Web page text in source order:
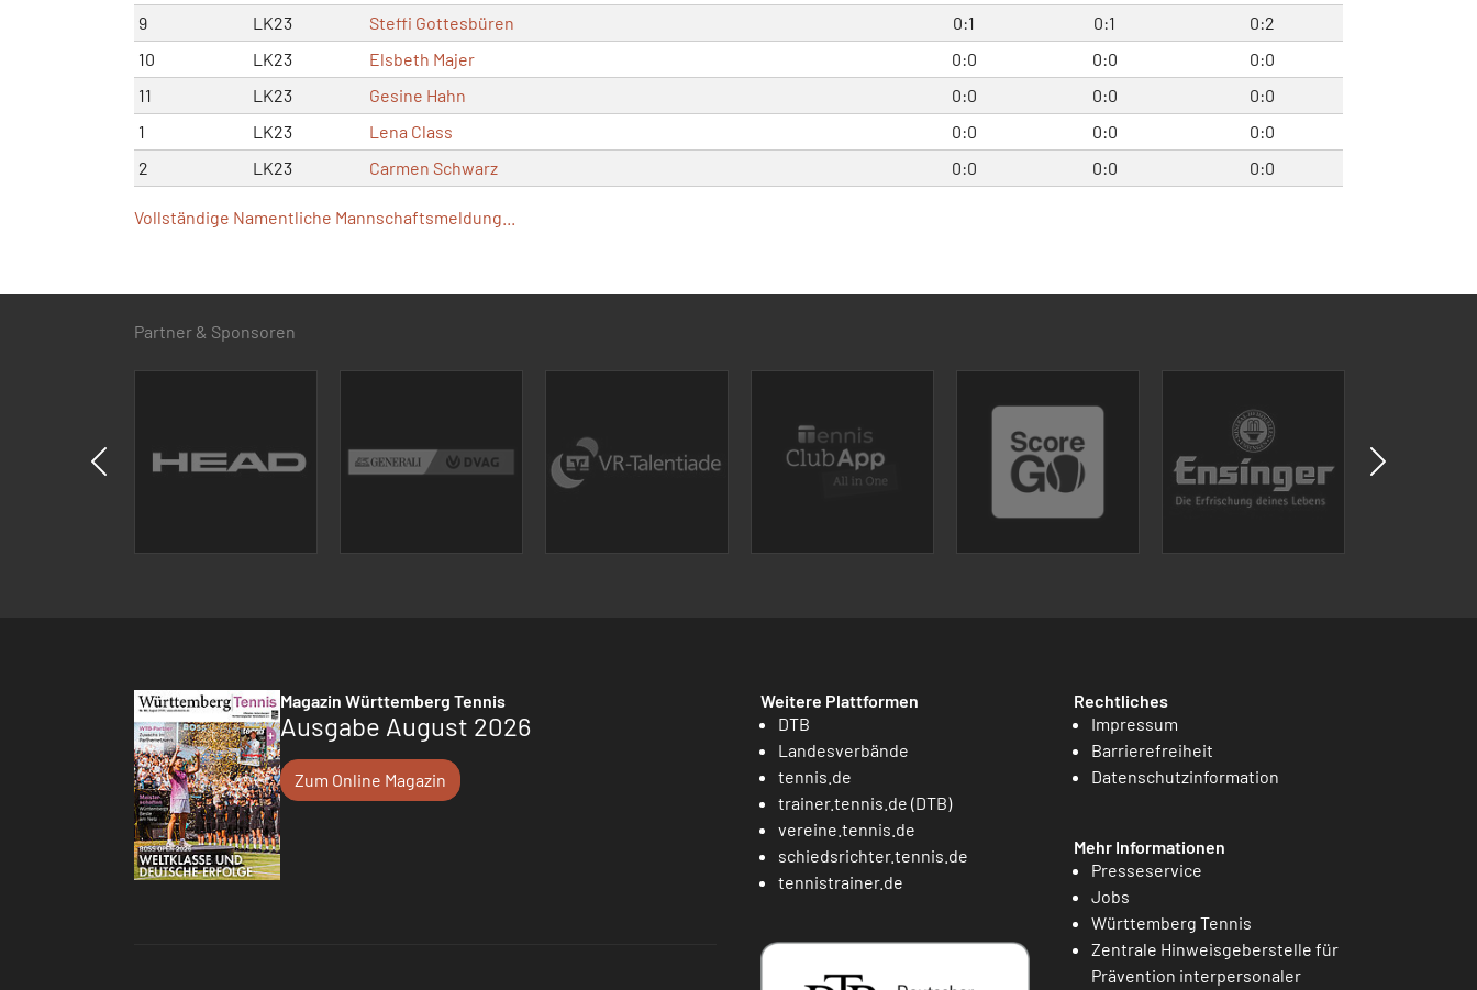
9
LK23 Steffi Gottesbüren 0:1 0:1
0:2
10
LK23 Elsbeth Majer 0:0 0:0
0:0
11
LK23 Gesine Hahn 0:0 0:0
0:0
1
LK23 Lena Class 0:0 0:0
0:0
2
LK23 Carmen Schwarz 0:0 0:0 0:0
Vollständige Namentliche Mannschaftsmeldung...
Partner & Sponsoren
Magazin Württemberg Tennis
Ausgabe August 2026
Zum Online Magazin
Weitere Plattformen
DTB
Landesverbände
tennis.de
trainer.tennis.de (DTB)
vereine.tennis.de
schiedsrichter.tennis.de
tennistrainer.de
Rechtliches
Impressum
Barrierefreiheit
Datenschutzinformation
Mehr Informationen
Presseservice
Jobs
Württemberg Tennis
Zentrale Hinweisgeberstelle für
Prävention interpersonaler